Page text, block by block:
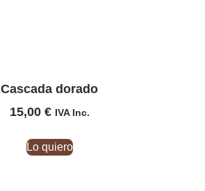
Cascada dorado
15,00 € IVA Inc.
Lo quiero